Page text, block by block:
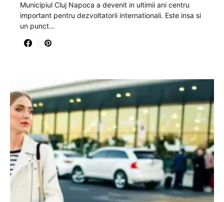
Municipiul Cluj Napoca a devenit in ultimii ani centru
important pentru dezvoltatorii internationali. Este insa si
un punct…